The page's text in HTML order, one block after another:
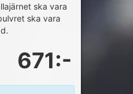
ska vara
ska vara
671:-